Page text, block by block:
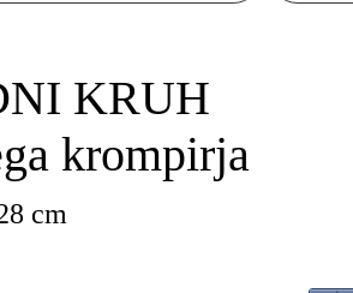
KRUH
krompirja
cm